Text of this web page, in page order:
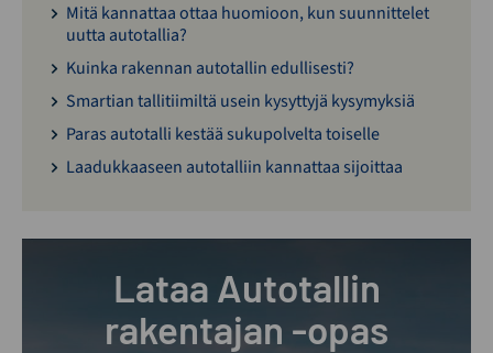
Mitä kannattaa ottaa huomioon, kun suunnittelet
uutta autotallia?
Kuinka rakennan autotallin edullisesti?
Smartian tallitiimiltä usein kysyttyjä kysymyksiä
Paras autotalli kestää sukupolvelta toiselle
Laadukkaaseen autotalliin kannattaa sijoittaa
Lataa Autotallin
rakentajan -opas